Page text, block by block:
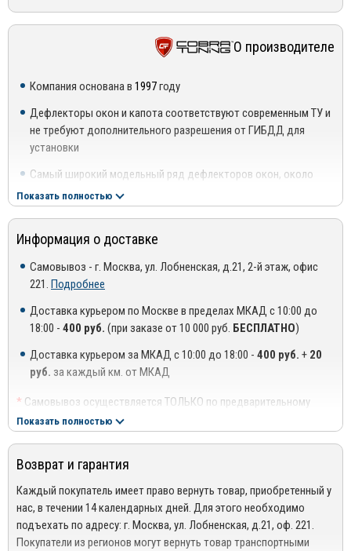
Простота установки
Защита салона от солнца, пыли и насекомых
закрытых окнах
Не мешают обзору в зеркала заднего вида
Магниты вшиты в каркас
ознакомительное, служит для визуального восприятия товара!
за окном;
Высокая ударная прочность;
Устойчивость к негативному воздействию факторов
Невосприимчивость к ультрафиолетовому излучению;
Простота в установке;
О производителе
Компания основана в 1997году
Дефлекторы окон и капота соответствуют современным ТУ и
не требуют дополнительного разрешения от ГИБДД для
установки
Самый широкий модельный ряд дефлекторов окон, около
5500 наименований
Каждую неделю добавляется 5-7 новых моделей
В производстве используются высококачественные
материалы от ведущих производителей в своей отрасли:
Оргстекло высшего качества, соответствует ГОСТ
Оригинальный 3М скотч производства Германия от
официального дистрибьютора 3М в России.
Показать полностью
Информация о доставке
Самовывоз - г. Москва, ул. Лобненская, д.21, 2-й этаж, офис
221. Подробнее
Доставка курьером по Москве в пределах МКАД с 10:00 до
18:00 - 400 руб. (при заказе от 10 000 руб. БЕСПЛАТНО)
Доставка курьером за МКАД с 10:00 до 18:00 - 400 руб. + 20
руб. за каждый км. от МКАД
* Самовывоз осуществляется ТОЛЬКО по предварительному
согласованию с менеджером!
проходная ТЦ или БЦ).
***Доставка до квартиры/офиса платная: + 100 руб. за заказ
весом до 10 кг., +200 руб. за заказ весом свыше 10 кг.
РЕГИОНАЛЬНАЯ ДОСТАВКА ПО РОССИИ, БЕЛАРУСИИ И
КАЗАХСТАНУ
Показать полностью
Возврат и гарантия
Каждый покупатель имеет право вернуть товар, приобретенный у
нас, в течении 14 календарных дней. Для этого необходимо
подъехать по адресу: г. Москва, ул. Лобненская, д.21, оф. 221.
Покупатели из регионов могут вернуть товар транспортными